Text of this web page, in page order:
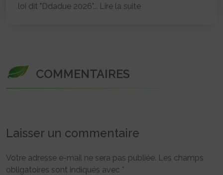
loi dit "Ddadue 2026"... Lire la suite
COMMENTAIRES
Laisser un commentaire
Votre adresse e-mail ne sera pas publiée. Les champs
obligatoires sont indiqués avec *